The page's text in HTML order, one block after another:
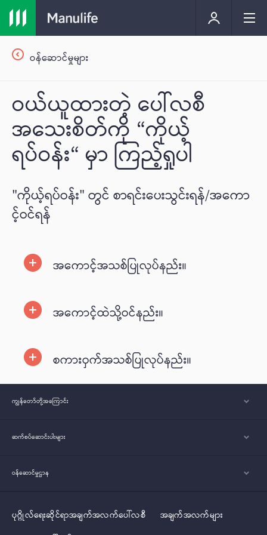
ဝန်ဆောင်မှုများ
ဝယ်ယူထားတဲ့ ပေါ်လစီ
အသေးစိတ်ကို “ကိုယ့်
ရပ်ဝန်း“ မှာ ကြည့်ရှုပါ
"ကိုယ့်ရပ်ဝန်း" တွင် စာရင်းပေးသွင်းရန်/အကော
င့်ဝင်ရန်
အကောင့်အသစ်ပြုလုပ်နည်း။
အကောင့်ထဲသို့ဝင်နည်း။
စကားဝှက်အသစ်ပြုလုပ်နည်း။
ကျွန်တော်တို့အ‌ကြောင်း
ဆက်စပ်ဆောင်းပါးများ
ဝန်ဆောင်မှုဌာန
ပုဂ္ဂိုလ်‌‌‌‌ရေးဆိုင်ရာအချက်အလက်ပေါ်လစီ
အချက်အလက်များ